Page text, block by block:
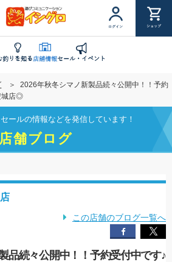
ログイン ショップ
釣りを知る店舗情報セール・イベント
2026年秋冬シマノ新製品続々公開中！！予約
城店◎
ールの情報などを発信しています！
店舗ブログ
この店舗のブログ一覧へ
品続々公開中！！予約受付中です♪